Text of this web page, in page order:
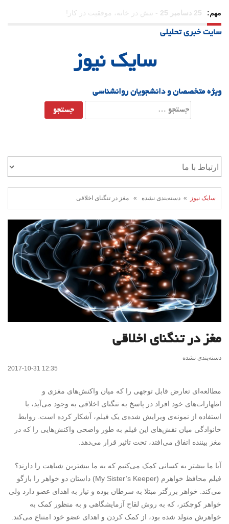
مهم: 23 دسامبر 25 - چرا اراده می‌کنیم ولی شکست می‌خوریم؟
21 دسامبر 25
سایت خبری تحلیلی
سایک نیوز
ویژه متخصصان و دانشجویان روانشناسی
جستجو
برای:
سایک نیوز » دسته‌بندی نشده » مغز در تنگنای اخلاقی
مغز در تنگنای اخلاقی
دسته‌بندی نشده
2017-10-31 12:35
مطالعه‌ای تعارض قابل توجهی را که میان واکنش‌های مغزی و
اظهارات‌های خود افراد در پاسخ به تنگنای اخلاقی به وجود می‌آید، با
استفاده از نمونه‌ی ویرایش شده‌ی یک فیلم، آشکار کرده است. روابط
خانوادگی میان نقش‌های این فیلم به طور واضحی واکنش‌هایی را که در
مغز بیننده اتفاق می‌افتد، تحت تاثیر قرار می‌دهد.
آیا ما بیشتر به کسانی کمک می‌کنیم که به ما بیشترین شباهت را دارند؟
فیلم محافظ خواهرم (My Sister’s Keeper) داستان دو خواهر را بازگو
می‌کند. خواهر بزرگتر مبتلا به سرطان بوده و نیاز به اهدای عضو دارد ولی
خواهر کوچکتر، که به روش لقاح آزمایشگاهی و به منظور کمک به
خواهرش متولد شده بود، از کمک کردن و اهدای عضو خود امتناع می‌کند.